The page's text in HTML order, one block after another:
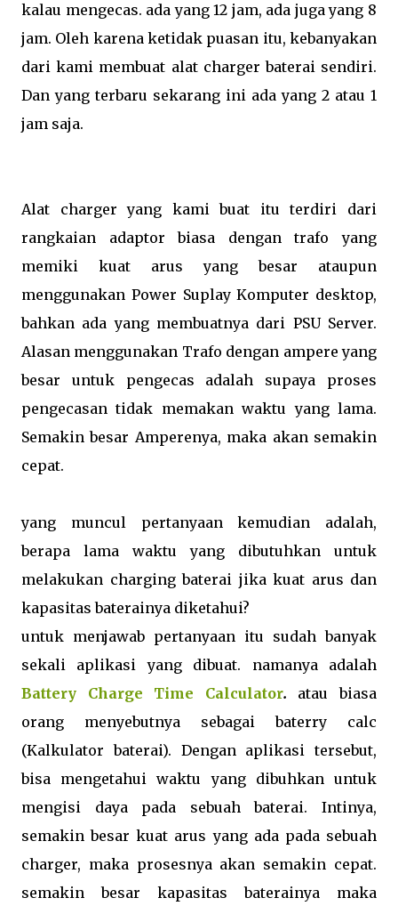
kalau mengecas. ada yang 12 jam, ada juga yang 8
jam. Oleh karena ketidak puasan itu, kebanyakan
dari kami membuat alat charger baterai sendiri.
Dan yang terbaru sekarang ini ada yang 2 atau 1
jam saja.
Alat charger yang kami buat itu terdiri dari
rangkaian adaptor biasa dengan trafo yang
memiki kuat arus yang besar ataupun
menggunakan Power Suplay Komputer desktop,
bahkan ada yang membuatnya dari PSU Server.
Alasan menggunakan Trafo dengan ampere yang
besar untuk pengecas adalah supaya proses
pengecasan tidak memakan waktu yang lama.
Semakin besar Amperenya, maka akan semakin
cepat.
yang muncul pertanyaan kemudian adalah,
berapa lama waktu yang dibutuhkan untuk
melakukan charging baterai jika kuat arus dan
kapasitas baterainya diketahui?
untuk menjawab pertanyaan itu sudah banyak
sekali aplikasi yang dibuat. namanya adalah
Battery Charge Time Calculator. atau biasa
orang menyebutnya sebagai baterry calc
(Kalkulator baterai). Dengan aplikasi tersebut,
bisa mengetahui waktu yang dibuhkan untuk
mengisi daya pada sebuah baterai. Intinya,
semakin besar kuat arus yang ada pada sebuah
charger, maka prosesnya akan semakin cepat.
semakin besar kapasitas baterainya maka